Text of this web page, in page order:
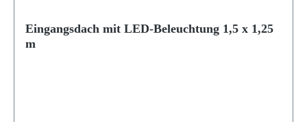
Eingangsdach mit LED-Beleuchtung 1,5 x 1,25
m